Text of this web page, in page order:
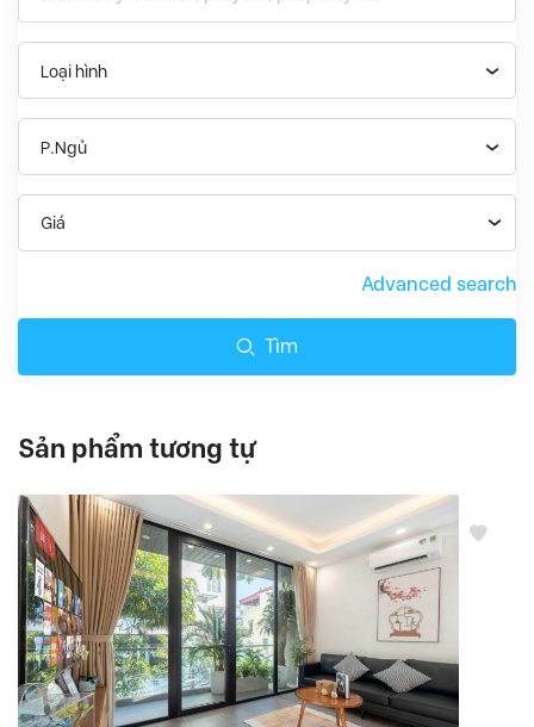
Loại hình
P.Ngủ
Giá
Advanced search
Tìm
Sản phẩm tương tự